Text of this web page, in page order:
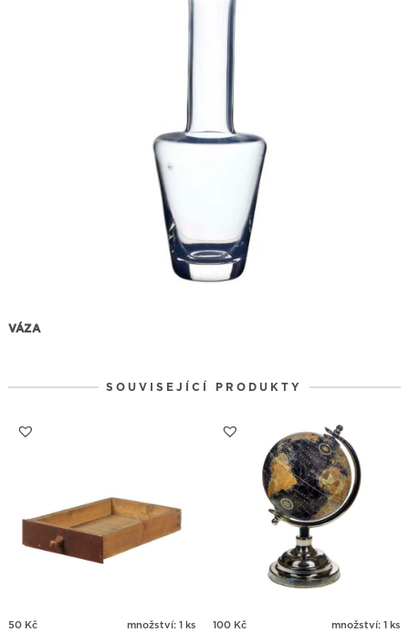
VÁZA
SOUVISEJÍCÍ PRODUKTY
50 Kč množství: 1 ks 100 Kč množství: 1 ks